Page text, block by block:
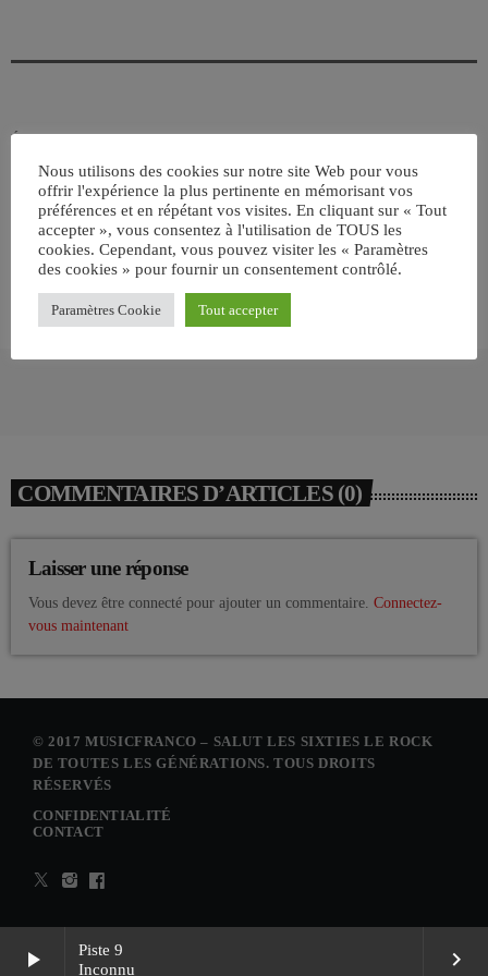
play_arrow
Piste 9
Inconnu
keyboard_arrow_right
ÉCRIT PAR:JEAN-CLAUDE
email
RATE IT
COMMENTAIRES D’ARTICLES (0)
Laisser une réponse
Vous devez être connecté pour ajouter un commentaire. Connectez-
vous maintenant
© 2017 MUSICFRANCO – SALUT LES SIXTIES LE ROCK
DE TOUTES LES GÉNÉRATIONS. TOUS DROITS
RÉSERVÉS
CONFIDENTIALITÉ
CONTACT
Nous utilisons des cookies sur notre site Web pour vous
offrir l'expérience la plus pertinente en mémorisant vos
préférences et en répétant vos visites. En cliquant sur « Tout
accepter », vous consentez à l'utilisation de TOUS les
cookies. Cependant, vous pouvez visiter les « Paramètres
des cookies » pour fournir un consentement contrôlé.
Paramètres Cookie Tout accepter